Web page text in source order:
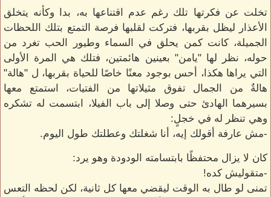
تخلت عن فكرتها تلك رغم عدم اقتناعها به، بدا وكأنه يتخلق
الأعذار ليظل بقربها، فتركت لقلبها فرصة التمتع بتلك اللحظات
الجميلة، كانت كمن يحلق في السماء وطيور الحب تغرد من
حوله، نظر لها "يامن" بعينين هائمتين، فتلك هي المرة الأولى
التي يراها هكذا، أحس بوجود معنًا خاصًا للحياة بقربها، ل "هالة"
هالةٌ من الجمال تفوق مثيلاتها من الفتيات، استمتع معها
بسيرهما الهادئ حتى وصلا إلى باب الفيلا، ابتسمت له تشكره
وهي تنظر له في خجلٍ:
-مش عارفة أقولك إيه، أنا شغلتك وعطلتك طول اليوم.
كان لا يزال محتفظًا بابتسامته الودودة وهو يرد:
-متقوليش كده!
تمنى لو طال به الوقت ليقضي معها كل ثانية، لكن لحظه التعس